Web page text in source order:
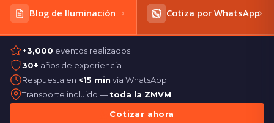
Blog de Iluminación Cotiza por WhatsApp
+3,000 eventos realizados
30+ años de experiencia
Respuesta en <15 min vía WhatsApp
Transporte incluido — toda la ZMVM
Cotizar ahora